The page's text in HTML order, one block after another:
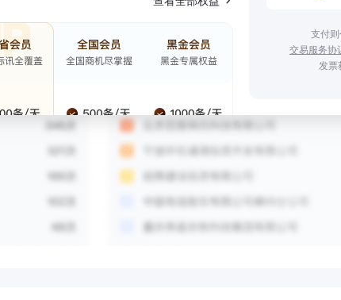
支付
交易服务协
发票